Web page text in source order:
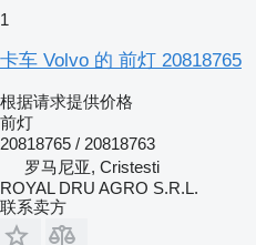
1
卡车 Volvo 的 前灯 20818765
根据请求提供价格
前灯
20818765 / 20818763
罗马尼亚, Cristesti
ROYAL DRU AGRO S.R.L.
联系卖方